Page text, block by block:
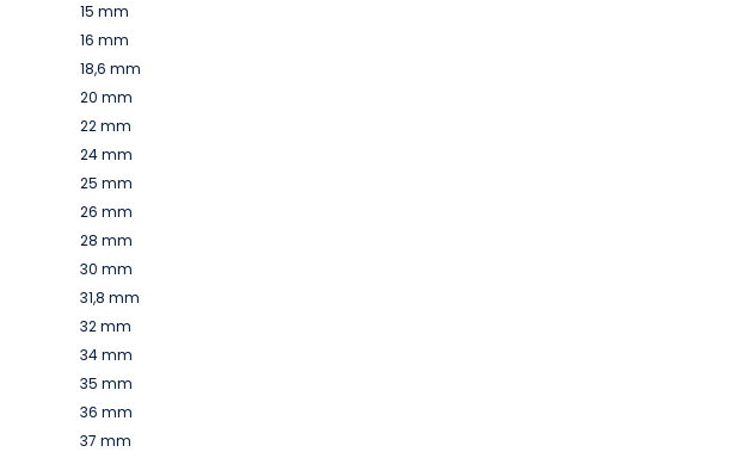
15 mm
16 mm
18,6 mm
20 mm
22 mm
24 mm
25 mm
26 mm
28 mm
30 mm
31,8 mm
32 mm
34 mm
35 mm
36 mm
37 mm